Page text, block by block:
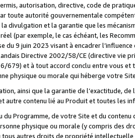
autorisation, directive, code de
toute autorité gouvernementale
divulgation et la garantie que les
(par exemple, le cas échéant, les
du 9 juin 2023 visant à encadrer
Directive 2002/58/CE (directive vie
679) et à tout accord conclu entre vous
physique ou morale qui héberge votre
ainsi que la garantie de l’exactitude,
autre contenu lié au Produit et toutes les
du Programme, de votre Site et du
physique ou morale (y compris des
tous autres droits de propriété